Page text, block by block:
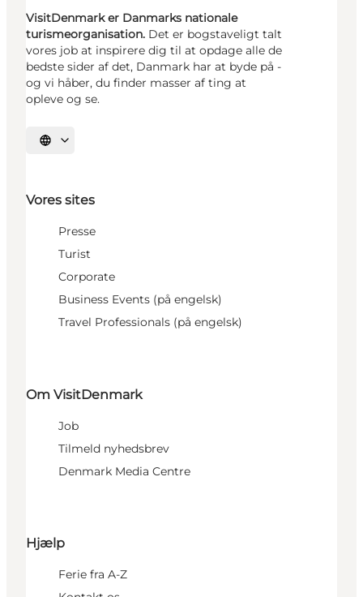
VisitDenmark er Danmarks nationale
turismeorganisation. Det er bogstaveligt talt
vores job at inspirere dig til at opdage alle de
bedste sider af det, Danmark har at byde på -
og vi håber, du finder masser af ting at
opleve og se.
Vælg sprog
Vores sites
Presse
Turist
Corporate
Business Events (på engelsk)
Travel Professionals (på engelsk)
Om VisitDenmark
Job
Tilmeld nyhedsbrev
Denmark Media Centre
Hjælp
Ferie fra A-Z